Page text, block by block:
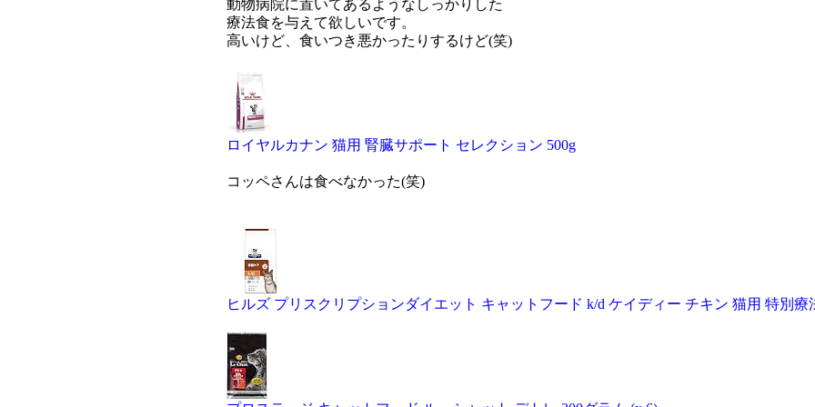
動物病院に置いてあるようなしっかりした
療法食を与えて欲しいです。
高いけど、食いつき悪かったりするけど(笑)
ロイヤルカナン 猫用 腎臓サポート セレクション 500g
コッペさんは食べなかった(笑)
ヒルズ プリスクリプションダイエット キャットフード k/d ケイディー チキン 猫用 特別療